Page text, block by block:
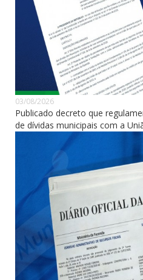
03/08/2026
Publicado decreto que
de dívidas municipais com a